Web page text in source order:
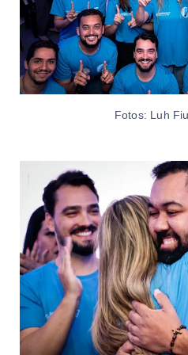
Fotos: Luh